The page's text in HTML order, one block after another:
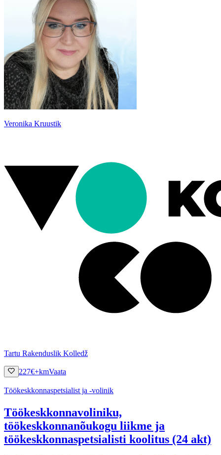
Veronika Kruustik
Tartu Rakenduslik Kolledž
227€+kmVaata
Töökeskkonnaspetsialist ja -volinik
Töökeskkonnavoliniku,
töökeskkonnanõukogu liikme ja
töökeskkonnaspetsialisti koolitus (24 akt)